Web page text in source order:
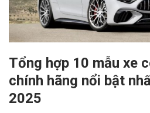
Tổng hợp 10 mẫu xe
chính hãng nổi bật
2025